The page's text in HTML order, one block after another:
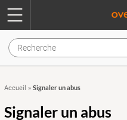
Accueil » Signaler un abus
Signaler un abus